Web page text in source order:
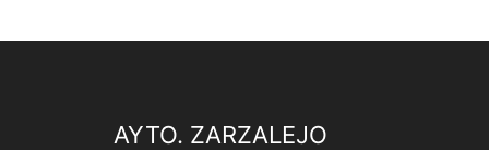
AYTO. ZARZALEJO